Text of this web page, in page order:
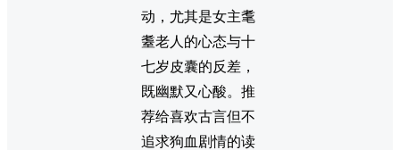
动，尤其是女主耄
耋老人的心态与十
七岁皮囊的反差，
既幽默又心酸。推
荐给喜欢古言但不
追求狗血剧情的读